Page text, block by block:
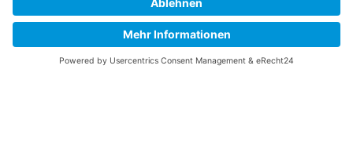
Marnitz
Vorsitz
32
info@stiftung-